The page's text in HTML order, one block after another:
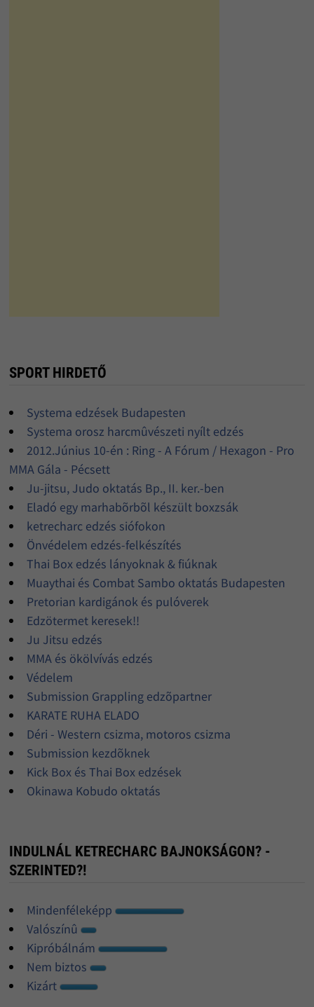
SPORT HIRDETŐ
Systema edzések Budapesten
Systema orosz harcmûvészeti nyílt edzés
2012.Június 10-én : Ring - A Fórum / Hexagon - Pro
MMA Gála - Pécsett
Ju-jitsu, Judo oktatás Bp., II. ker.-ben
Eladó egy marhabõrbõl készült boxzsák
ketrecharc edzés siófokon
Önvédelem edzés-felkészítés
Thai Box edzés lányoknak & fiúknak
Muaythai és Combat Sambo oktatás Budapesten
Pretorian kardigánok és pulóverek
Edzötermet keresek!!
Ju Jitsu edzés
MMA és ökölvívás edzés
Védelem
Submission Grappling edzõpartner
KARATE RUHA ELADO
Déri - Western csizma, motoros csizma
Submission kezdõknek
Kick Box és Thai Box edzések
Okinawa Kobudo oktatás
INDULNÁL KETRECHARC BAJNOKSÁGON? -
SZERINTED?!
Mindenféleképp
Valószínû
Kipróbálnám
Nem biztos
Kizárt